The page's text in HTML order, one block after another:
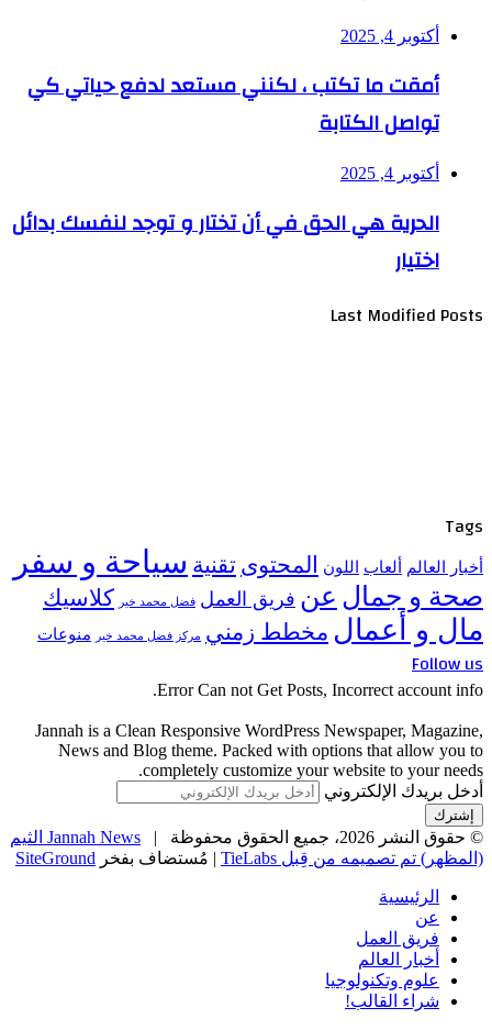
أكتوبر 4, 2025
أمقت ما تكتب ، لكنني مستعد لدفع حياتي كي
تواصل الكتابة
أكتوبر 4, 2025
الحرية هي الحق في أن تختار و توجد لنفسك بدائل
اختيار
Last Modified Posts
Tags
أخبار العالم ألعاب اللون المحتوى تقنية سياحة و سفر
صحة و جمال عن فريق العمل فضل محمد خير كلاسيك
مال و أعمال مخطط زمني مركز فضل محمد خير منوعات
Follow us
Error Can not Get Posts, Incorrect account info.
Jannah is a Clean Responsive WordPress Newspaper, Magazine,
News and Blog theme. Packed with options that allow you to
completely customize your website to your needs.
أدخل بريدك الإلكتروني
© حقوق النشر 2026، جميع الحقوق محفوظة |
Jannah News الثيم
(المظهر) تم تصميمه من قِبل TieLabs
| مُستضاف بفخر SiteGround
الرئيسية
عن
فريق العمل
أخبار العالم
علوم وتكنولوجيا
شراء القالب!